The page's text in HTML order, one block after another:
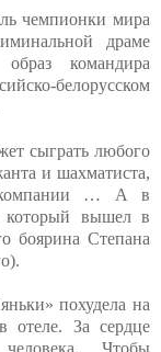
чемпионки мира
драме
командира
белорусском
сыграть любого
и шахматиста,
компании … А в
который вышел в
боярина Степана
похудела на
За сердце
Чтобы